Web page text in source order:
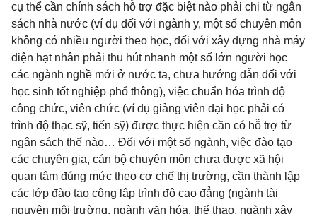
cụ thể cần chính sách hỗ trợ đặc biệt nào phải chi từ ngân
sách nhà nước (ví dụ đối với ngành y, một số chuyên môn
không có nhiều người theo học, đối với xây dựng nhà máy
điện hạt nhân phải thu hút nhanh một số lớn người học
các ngành nghề mới ở nước ta, chưa hướng dẫn đối với
học sinh tốt nghiệp phổ thông), việc chuẩn hóa trình độ
công chức, viên chức (ví dụ giảng viên đại học phải có
trình độ thạc sỹ, tiến sỹ) được thực hiện cần có hỗ trợ từ
ngân sách thế nào… Đối với một số ngành, việc đào tạo
các chuyên gia, cán bộ chuyên môn chưa được xã hội
quan tâm đúng mức theo cơ chế thị trường, cần thành lập
các lớp đào tạo công lập trình độ cao đẳng (ngành tài
nguyên môi trường, ngành văn hóa, thể thao, ngành xây